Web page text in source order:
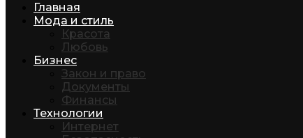
Главная
Мода и стиль
Красота
Любовь
Бизнес
Закон и право
Документы
Финансы
Технологии
Интернет